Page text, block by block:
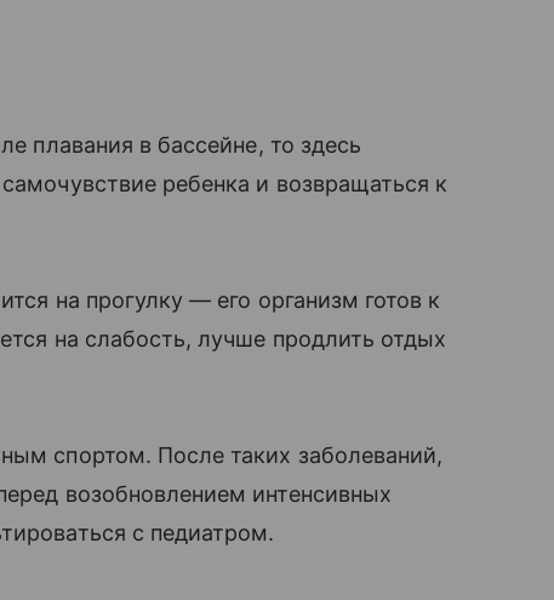
плавания в бассейне, то здесь
ребенка и возвращаться к
на прогулку — его организм готов к
на слабость, лучше продлить отдых
спортом. После таких заболеваний,
возобновлением интенсивных
с педиатром.